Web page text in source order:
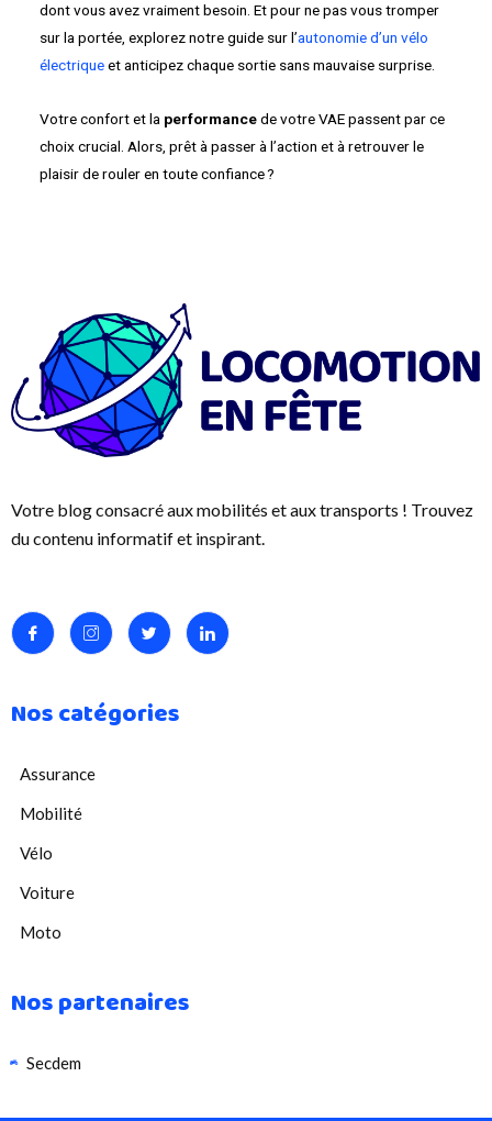
dont vous avez vraiment besoin. Et pour ne pas vous tromper
sur la portée, explorez notre guide sur l’autonomie d’un vélo
électriqueet anticipez chaque sortie sans mauvaise surprise.
Votre confort et la performancede votre VAE passent par ce
choix crucial. Alors, prêt à passer à l’action et à retrouver le
plaisir de rouler en toute confiance ?
Votre blog consacré aux mobilités et aux transports ! Trouvez
du contenu informatif et inspirant.
Nos catégories
Assurance
Mobilité
Vélo
Voiture
Moto
Nos partenaires
Secdem